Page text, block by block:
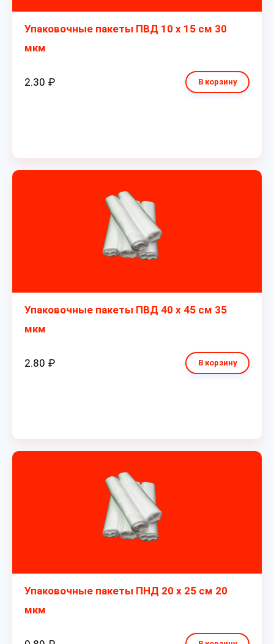
Упаковочные пакеты ПВД 10 х 15 см 30
мкм
2.30 ₽ В корзину
Упаковочные пакеты ПВД 40 х 45 см 35
мкм
2.80 ₽ В корзину
Упаковочные пакеты ПНД 20 х 25 см 20
мкм